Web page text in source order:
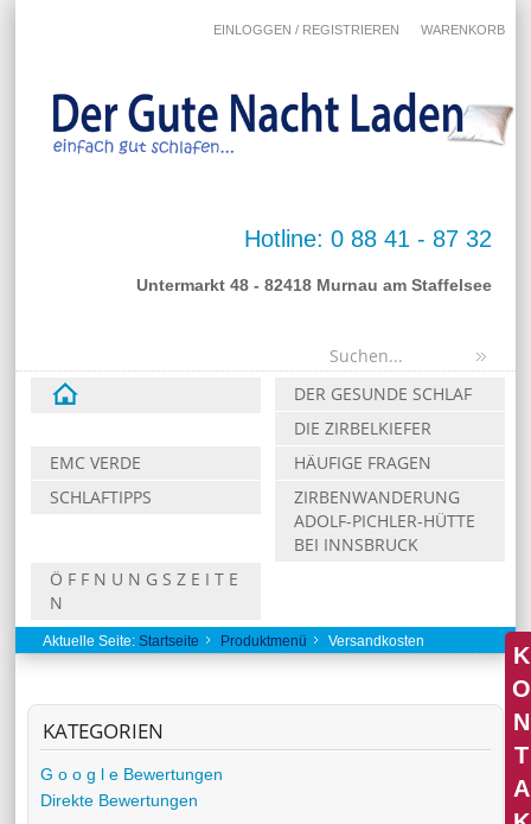
EINLOGGEN / REGISTRIEREN WARENKORB
Hotline: 0 88 41 - 87 32
Untermarkt 48 - 82418 Murnau am Staffelsee
DER GESUNDE SCHLAF
DIE ZIRBELKIEFER
EMC VERDE
HÄUFIGE FRAGEN
SCHLAFTIPPS
ZIRBENWANDERUNG
ADOLF-PICHLER-HÜTTE
BEI INNSBRUCK
Ö F F N U N G S Z E I T E
N
Aktuelle Seite:Startseite Produktmenü Versandkosten
KATEGORIEN
G o o g l e Bewertungen
Direkte Bewertungen
K
O
N
T
A